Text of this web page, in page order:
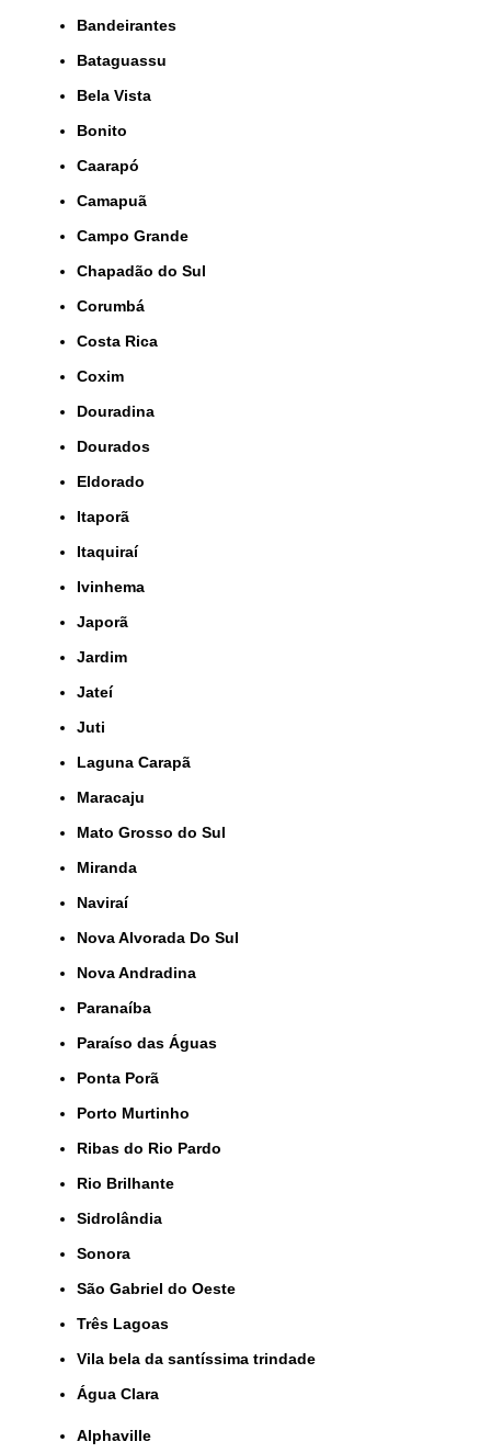
Bandeirantes
Bataguassu
Bela Vista
Bonito
Caarapó
Camapuã
Campo Grande
Chapadão do Sul
Corumbá
Costa Rica
Coxim
Douradina
Dourados
Eldorado
Itaporã
Itaquiraí
Ivinhema
Japorã
Jardim
Jateí
Juti
Laguna Carapã
Maracaju
Mato Grosso do Sul
Miranda
Naviraí
Nova Alvorada Do Sul
Nova Andradina
Paranaíba
Paraíso das Águas
Ponta Porã
Porto Murtinho
Ribas do Rio Pardo
Rio Brilhante
Sidrolândia
Sonora
São Gabriel do Oeste
Três Lagoas
Vila bela da santíssima trindade
Água Clara
Alphaville